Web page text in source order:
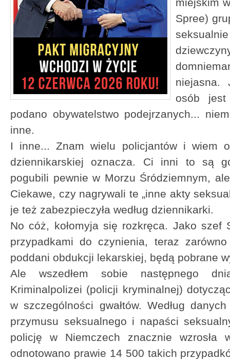
Spree)
niejasna.
osób
podano obywatelstwo podejrzanych...
inne.
I inne... Znam wielu policjantów i wiem
dziennikarskiej oznacza. Ci inni to są
pogubili pewnie w Morzu Śródziemnym,
Ciekawe, czy nagrywali te „inne akty
je też zabezpieczyła według dziennikarki.
No cóż, kołomyja się rozkręca. Jako szef
przypadkami do czynienia, teraz
poddani obdukcji lekarskiej, będą pobrane
Ale wszedłem sobie następnego
Kriminalpolizei (policji kryminalnej)
w szczególności gwałtów. Według
przymusu seksualnego i napaści
policję w Niemczech znacznie
odnotowano prawie 14 500 takich